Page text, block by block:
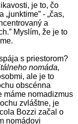
je to, čo
- „čas,
a
Myslím, že je to
s priestorom?
nomáda,
ale je to
obscénna
máme nomadizmus
zvláštne, je
Bozzi začal o
nomádovi